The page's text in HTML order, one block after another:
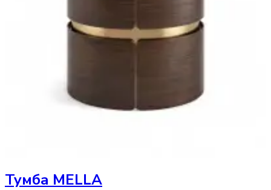
Тумба MELLA